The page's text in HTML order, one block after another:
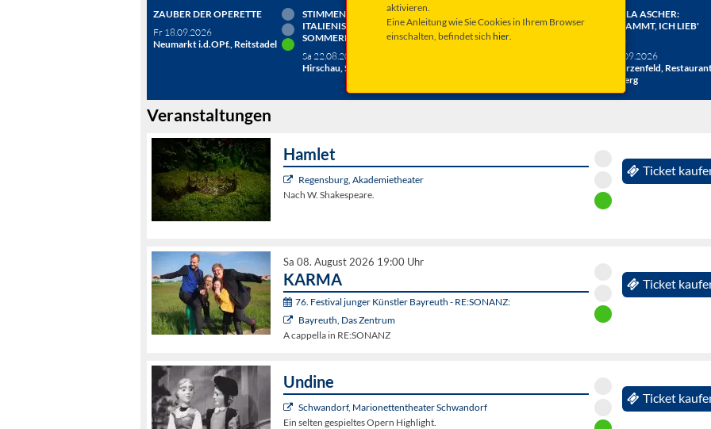
aktivieren.
Eine Anleitung wie Sie Cookies in Ihrem Browser
einschalten, befindet sich hier.
ZAUBER DER OPERETTE
Fr 18.09.2026
Neumarkt i.d.OPf., Reitstadel
STIMMEN DER BERGE:
ITALIENISCHE
SOMMERNACHT
Sa 22.08.2026
Hirschau, Schlosshof
DAS JUBILÄUMSKONZERT
verschiedene Termine
ANGELA ASCHER:
VERDAMMT, ICH LIEB'
Sa 19.09.2026
Schwarzenfeld,
Miesberg
Veranstaltungen
Hamlet
Regensburg, Akademietheater
Nach W. Shakespeare.
Ticket
Sa 08. August 2026 19:00 Uhr
KARMA
76. Festival junger Künstler Bayreuth - RE:SONANZ:
Bayreuth, Das Zentrum
A cappella in RE:SONANZ
Ticket
Undine
Schwandorf, Marionettentheater Schwandorf
Ein selten gespieltes Opern Highlight.
Ticket